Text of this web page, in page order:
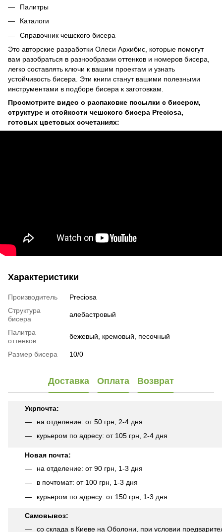
Палитры
Каталоги
Справочник чешского бисера
Это авторские разработки Олеси Архибис, которые помогут
вам разобраться в разнообразии оттенков и номеров бисера,
легко составлять ключи к вашим проектам и узнать
устойчивость бисера. Эти книги станут вашими полезными
инструментами в подборе бисера к заготовкам.
Просмотрите видео о распаковке посылки с бисером,
структуре и стойкости чешского бисера Preciosa,
готовых цветовых сочетаниях:
Характеристики
Производитель
Preciosa
Структура
бисера
алебастровый
Палитра
оттенков
бежевый, кремовый, песочный
Размер бисера 10/0
Доставка Оплата Возврат
Укрпочта:
на отделение: от 50 грн, 2-4 дня
курьером по адресу: от 105 грн, 2-4 дня
Новая почта:
на отделение: от 90 грн, 1-3 дня
в почтомат: от 100 грн, 1-3 дня
курьером по адресу: от 150 грн, 1-3 дня
Самовывоз:
со склада в Киеве на Оболони, при условии